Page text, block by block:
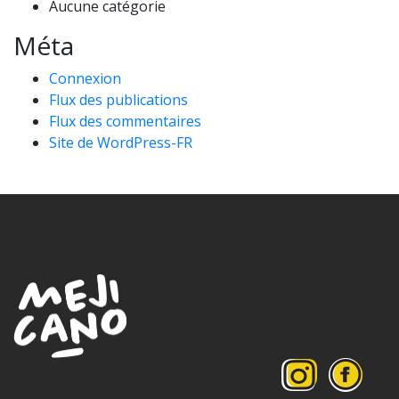
Aucune catégorie
Méta
Connexion
Flux des publications
Flux des commentaires
Site de WordPress-FR